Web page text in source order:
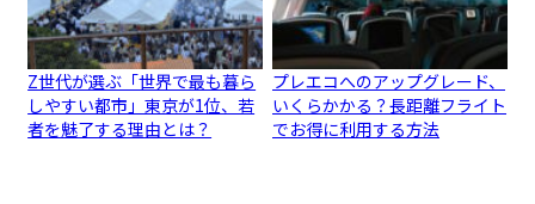
Z世代が選ぶ「世界で最も暮ら
しやすい都市」東京が1位、若
者を魅了する理由とは？
プレエコへのアップグレード、
いくらかかる？長距離フライト
でお得に利用する方法